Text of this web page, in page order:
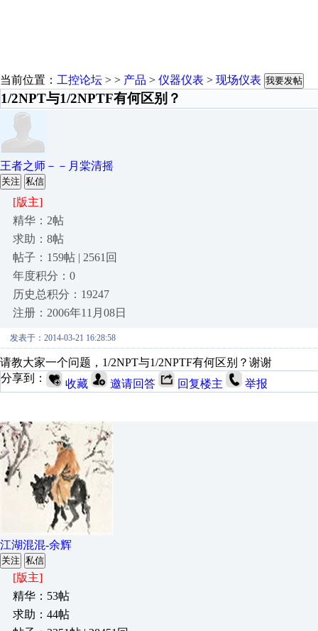
当前位置： 工控论坛 > > 产品 > 仪器仪表 > 现场仪表 我要发帖
1/2NPT与1/2NPTF有何区别？
王者之师－－月棠清摇
关注 私信
[版主]
精华：2帖
求助：8帖
帖子：159帖 | 2561回
年度积分：0
历史总积分：19247
注册：2006年11月08日
发表于：2014-03-21 16:28:58
请教大家一个问题，1/2NPT与1/2NPTF有何区别？谢谢
分享到：
收藏 邀请回答 回复楼主 举报
江湖混混-余辉
关注 私信
[版主]
精华：53帖
求助：44帖